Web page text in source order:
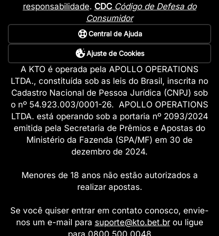
responsabilidade. CDC Código de Defesa do
Consumidor
Central de Ajuda
Ajuste de Cookies
A KTO é operada pela APOLLO OPERATIONS
LTDA., constituída sob as leis do Brasil, inscrita no
Cadastro Nacional de Pessoa Jurídica (CNPJ) sob
o nº 54.923.003/0001-26. APOLLO OPERATIONS
LTDA. está operando sob a portaria nº 2093/2024
emitida pela Secretaria de Prêmios e Apostas do
Ministério da Fazenda (SPA/MF) em 30 de
dezembro de 2024.
Menores de 18 anos não estão autorizados a
realizar apostas.
Se você quiser entrar em contato conosco, envie-
nos um e-mail para suporte@kto.bet.brou ligue
para 0800 500 0048